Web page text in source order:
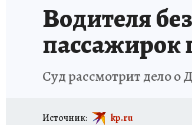
Водителя
пассажирок
Суд рассмотрит дело о
Источник: kp.ru